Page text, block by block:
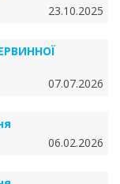
23.10.2025
07.07.2026
06.02.2026